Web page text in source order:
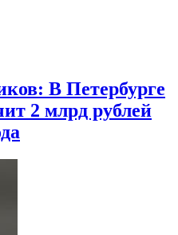
В Петербурге
2 млрд рублей